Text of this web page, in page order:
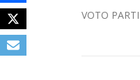
VOTO